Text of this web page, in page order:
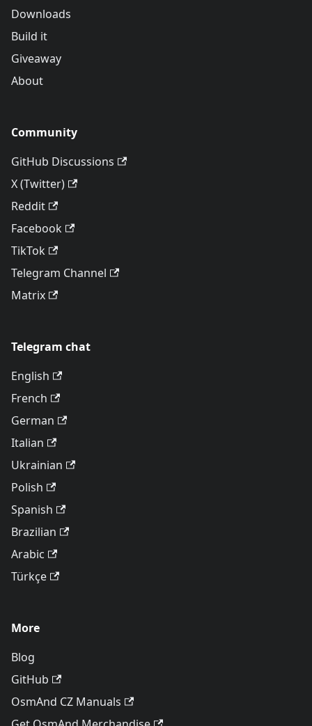
Downloads
Build it
Giveaway
About
Community
GitHub Discussions
X (Twitter)
Reddit
Facebook
TikTok
Telegram Channel
Matrix
Telegram chat
English
French
German
Italian
Ukrainian
Polish
Spanish
Brazilian
Arabic
Türkçe
More
Blog
GitHub
OsmAnd CZ Manuals